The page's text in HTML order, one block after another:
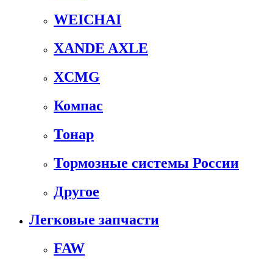
WEICHAI
XANDE AXLE
XCMG
Компас
Тонар
Тормозные системы России
Другое
Легковые запчасти
FAW